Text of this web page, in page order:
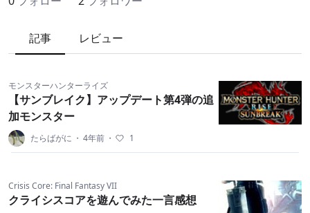
記事 レビュー
モンスターハンターライズ
【サンブレイク】アップデート第4弾の追
加モンスター
たらばがに ・ 4年前 ・ 1
Crisis Core: Final Fantasy VII
クライシスコアを遊んでみた一言感想